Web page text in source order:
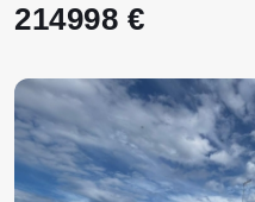
214998 €